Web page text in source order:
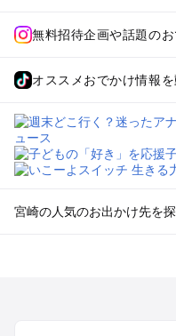
無料招待企画や話題の
オススメおでかけ情報を
宮崎の人気のお出かけ先を